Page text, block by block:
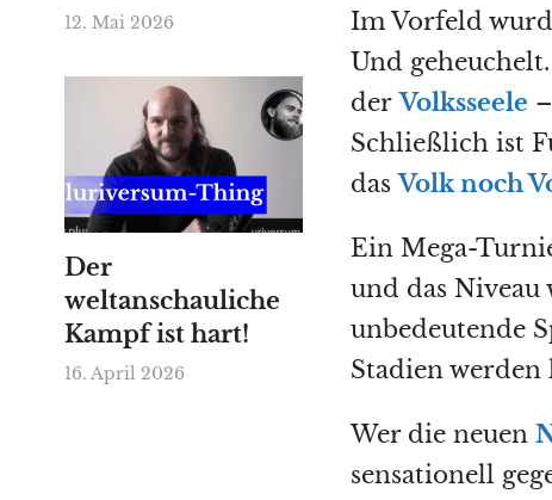
12. Mai 2026
Der
weltanschauliche
Kampf ist hart!
16. April 2026
Im Vorfeld
Und
derVolksseele
Schließlich ist
dasVolk noch
Ein Mega-
und das
unbedeutende
Stadien werden
Wer die neuen
sensationell